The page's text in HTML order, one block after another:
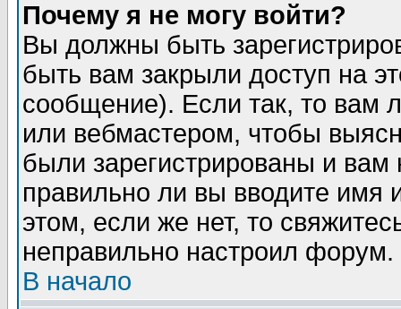
Почему я не могу войти?
Вы должны быть
быть вам закрыли доступ на
сообщение). Если так, то вам
или вебмастером, чтобы
были зарегистрированы и вам
правильно ли вы вводите
этом, если же нет, то
неправильно настроил форум.
В начало